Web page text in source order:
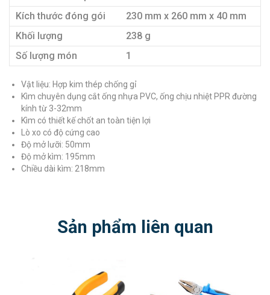
Kích thước đóng gói
230 mm x 260 mm x 40 mm
Khối lượng
238 g
Số lượng món
1
Vật liệu: Hợp kim thép chống gỉ
Kìm chuyên dụng cắt ống nhựa PVC, ống chịu nhiệt PPR đường
kính từ 3-32mm
Kìm có thiết kế chốt an toàn tiện lợi
Lò xo có độ cứng cao
Độ mở lưỡi: 50mm
​Độ mở kìm: 195mm
Chiều dài kìm: 218mm
Sản phẩm liên quan